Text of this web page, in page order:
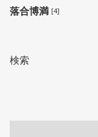
落合博満 [4]
検索